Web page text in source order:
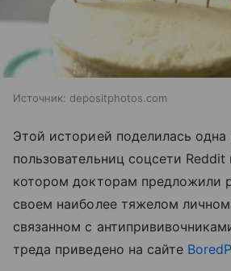
Источник: depositphotos.com
Этой историей поделилась одна
пользовательниц соцсети Reddit
котором докторам предложили
своем наиболее тяжелом
связанном с
треда приведено на сайте